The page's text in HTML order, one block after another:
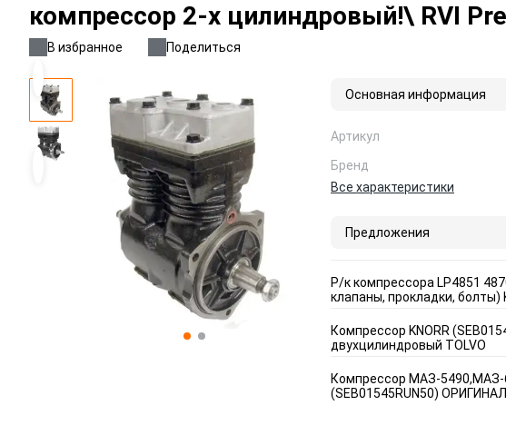
компрессор 2-х цилиндровый!\ RVI
В избранное Поделиться
Основная информация
Артикул
Бренд
Все характеристики
Предложения
Р/к компрессора LP4851
клапаны, прокладки, болты)
Компрессор KNORR
двухцилиндровый TOLVO
Компрессор МАЗ-5490,МАЗ-
(SEB01545RUN50)